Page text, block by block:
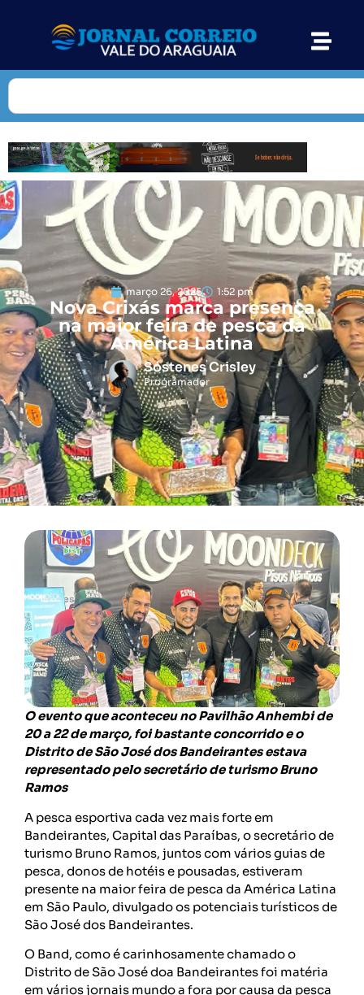
março 26, 2025 1:52 pm
Nova Crixás marca presença
na maior feira de pesca da
América Latina
Sóstenes Crisley
Programador
O evento que aconteceu no Pavilhão Anhembi de
20 a 22 de março, foi bastante concorrido e o
Distrito de São José dos Bandeirantes estava
representado pelo secretário de turismo Bruno
Ramos
A pesca esportiva cada vez mais forte em
Bandeirantes, Capital das Paraíbas, o secretário de
turismo Bruno Ramos, juntos com vários guias de
pesca, donos de hotéis e pousadas, estiveram
presente na maior feira de pesca da América Latina
em São Paulo, divulgado os potenciais turísticos de
São José dos Bandeirantes.
O Band, como é carinhosamente chamado o
Distrito de São José doa Bandeirantes foi matéria
em vários jornais mundo a fora por causa da pesca